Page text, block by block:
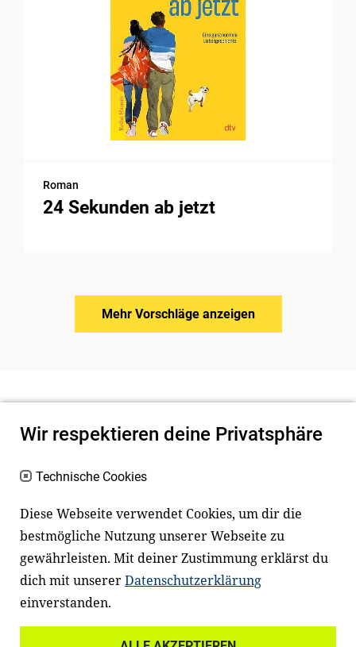
Roman
24 Sekunden ab jetzt
Mehr Vorschläge anzeigen
Newsletter
Facebook LinkedIn
Wir respektieren deine Privatsphäre
Technische Cookies
Diese Webseite verwendet Cookies, um dir die
bestmögliche Nutzung unserer Webseite zu
gewährleisten. Mit deiner Zustimmung erklärst du
dich mit unsererDatenschutzerklärung
einverstanden.